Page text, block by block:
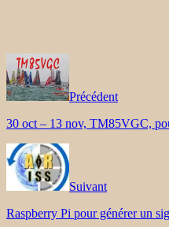
Précédent
30 oct – 13 nov, TM85VGC,
Suivant
Raspberry Pi pour générer un